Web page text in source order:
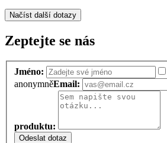
Načíst další dotazy
Zeptejte se nás
Jméno:
anonymněEmail:
produktu:
Odeslat dotaz